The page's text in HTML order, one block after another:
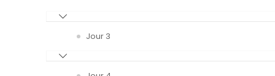
Jour 3